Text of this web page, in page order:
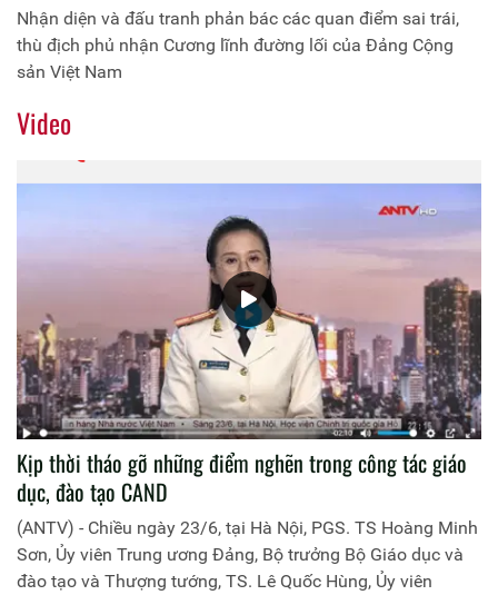
Nhận diện và đấu tranh phản bác các quan điểm sai trái,
thù địch phủ nhận Cương lĩnh đường lối của Đảng Cộng
sản Việt Nam
Video
Kịp thời tháo gỡ những điểm nghẽn trong công tác giáo
dục, đào tạo CAND
(ANTV) - Chiều ngày 23/6, tại Hà Nội, PGS. TS Hoàng Minh
Sơn, Ủy viên Trung ương Đảng, Bộ trưởng Bộ Giáo dục và
đào tạo và Thượng tướng, TS. Lê Quốc Hùng, Ủy viên